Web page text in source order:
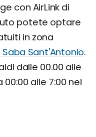
con AirLink di
potete optare
in zona
Sant'Antonio.
dalle 00.00 alle
00:00 alle 7:00 nei